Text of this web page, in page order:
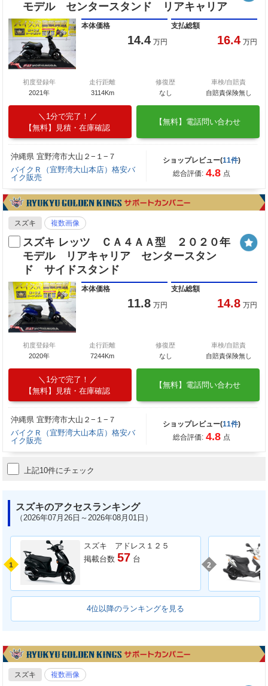
モデル センタースタンド リアキャリア
本体価格
14.4 万円
支払総額
16.4 万円
初度登録年
2021年
走行距離
3114Km
修復歴
なし
車検/自賠責
自賠責保険無し
1分で完了！
【無料】見積・在庫確認
【無料】電話問い合わせ
沖縄県 宜野湾市大山２−１−７
バイクＲ（宜野湾大山本店）格安バ
イク販売
ショップレビュー(11件)
総合評価: 4.8 点
スズキ 複数画像
スズキ レッツ ＣＡ４ＡＡ型 ２０２０年
モデル リアキャリア センタースタン
ド サイドスタンド
本体価格
11.8 万円
支払総額
14.8 万円
初度登録年
2020年
走行距離
7244Km
修復歴
なし
車検/自賠責
自賠責保険無し
1分で完了！
【無料】見積・在庫確認
【無料】電話問い合わせ
沖縄県 宜野湾市大山２−１−７
バイクＲ（宜野湾大山本店）格安バ
イク販売
ショップレビュー(11件)
総合評価: 4.8 点
上記10件にチェック
スズキのアクセスランキング
（2026年07月26日～2026年08月01日）
1
スズキ アドレス１２５
掲載台数 57 台
2
4位以降のランキングを見る
スズキ 複数画像